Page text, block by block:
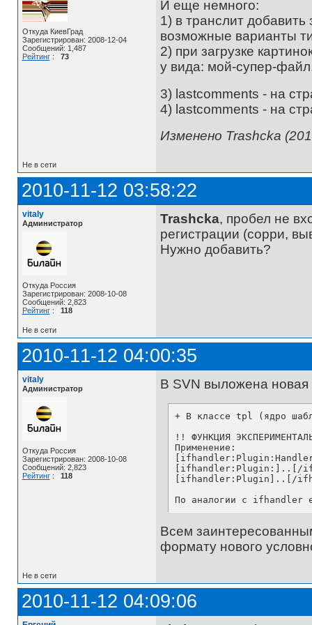
Откуда КиевГрад
Зарегистрирован: 2008-12-04
Сообщений: 1,487
Рейтинг: 73
И еще немного:
1) в транслит
возможные варианты
2) при загрузке
у вида: мой-супер-
3) lastcomments - на
4) lastcomments - на
Изменено Trashcka
Не в сети
2010-11-12 03:58:22
vitaly
Администратор
Откуда Россия
Зарегистрирован: 2008-10-08
Сообщений: 2,823
Рейтинг: 118
Trashcka, пробел не
регистрации (сорри,
Нужно добавить?
Не в сети
2010-11-12 04:00:35
vitaly
Администратор
Откуда Россия
Зарегистрирован: 2008-10-08
Сообщений: 2,823
Рейтинг: 118
В SVN выложена новая
+ В классе tpl (ядро
!! ФУНКЦИЯ
Применение:
[ifhandler:Plugin:]..[/
[ifhandler:Plugin]..[/
По аналогии с ifhandler
Всем
формату нового
Не в сети
2010-11-12 04:09:06